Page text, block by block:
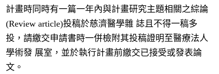
計畫時同時有一篇一年內與計畫研究主題相關之綜論
(Review article)投稿於慈濟醫學雜 誌且不得一稿多
投，請繳交申請書時一併檢附其投稿證明至醫療法人
學術發 展室，並於執行計畫前繳交已接受或發表論
文。